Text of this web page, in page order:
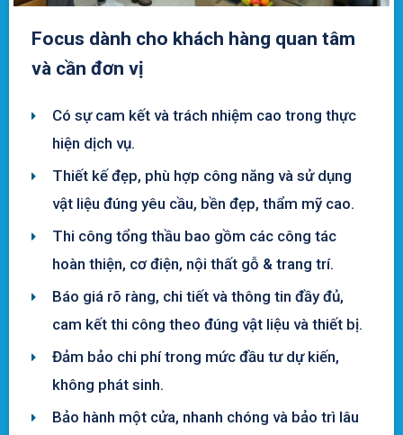
Focus dành cho khách hàng quan tâm
và cần đơn vị
Có sự cam kết và trách nhiệm cao trong thực
hiện dịch vụ.
Thiết kế đẹp, phù hợp công năng và sử dụng
vật liệu đúng yêu cầu, bền đẹp, thẩm mỹ cao.
Thi công tổng thầu bao gồm các công tác
hoàn thiện, cơ điện, nội thất gỗ & trang trí.
Báo giá rõ ràng, chi tiết và thông tin đầy đủ,
cam kết thi công theo đúng vật liệu và thiết bị.
Đảm bảo chi phí trong mức đầu tư dự kiến,
không phát sinh.
Bảo hành một cửa, nhanh chóng và bảo trì lâu